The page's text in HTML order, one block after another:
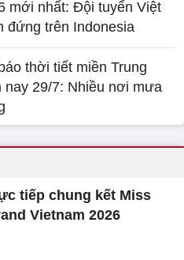
mới nhất: Đội tuyển Việt
đứng trên Indonesia
thời tiết miền Trung
nay 29/7: Nhiều nơi mưa
tiếp chung kết Miss
Vietnam 2026